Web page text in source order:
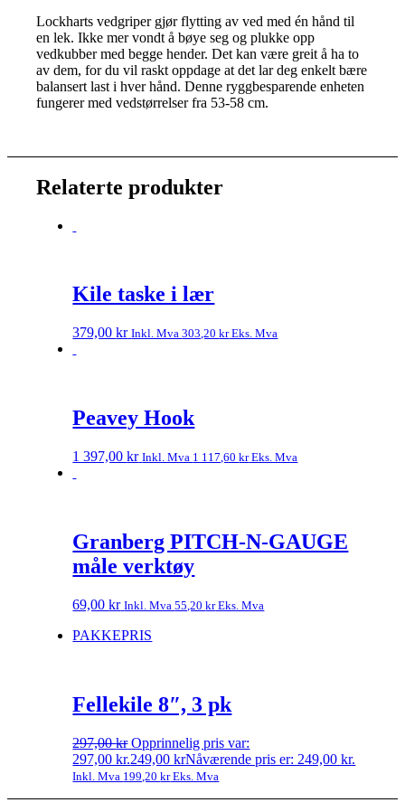
Lockharts vedgriper gjør flytting av ved med én hånd til
en lek. Ikke mer vondt å bøye seg og plukke opp
vedkubber med begge hender. Det kan være greit å ha to
av dem, for du vil raskt oppdage at det lar deg enkelt bære
balansert last i hver hånd. Denne ryggbesparende enheten
fungerer med vedstørrelser fra 53-58 cm.
Relaterte produkter
Kile taske i lær
379,00kr Inkl. Mva303,20krEks. Mva
Peavey Hook
1 397,00kr Inkl. Mva 1 117,60krEks. Mva
Granberg PITCH-N-GAUGE
måle verktøy
69,00kr Inkl. Mva55,20krEks. Mva
PAKKEPRIS
Fellekile 8″, 3 pk
297,00kr Opprinnelig pris var:
297,00 kr.249,00krNåværende pris er: 249,00 kr.
Inkl. Mva 199,20krEks. Mva